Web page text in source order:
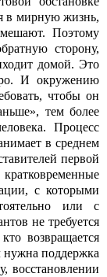
в мирную жизнь,
Поэтому
сторону,
домой. Это
И окружению
чтобы он
тем более
Процесс
в среднем
первой
с которыми
или с
не требуется
возвращается
нужна поддержка
восстановлении